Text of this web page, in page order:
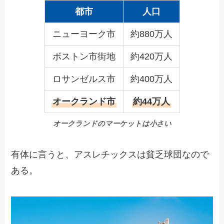
都市 人口
ニューヨーク市 約880万人
ボストン市街地 約420万人
ロサンゼルス市 約400万人
オークランド市 約44万人
オークランドのマーケットは小さい
有体に言うと、アスレチックスは貧乏球団なので
ある。